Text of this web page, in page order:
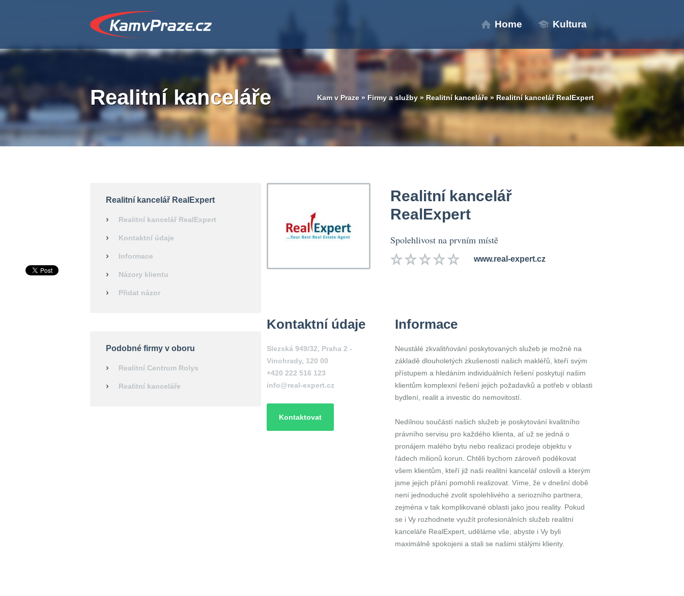
Home Kultura
Realitní kanceláře Kam v Praze » Firmy a služby » Realitní kanceláře » Realitní kancelář RealExpert
Realitní kancelář RealExpert
Realitní kancelář RealExpert
Kontaktní údaje
Informace
Názory klientu
Přidat názor
Podobné firmy v oboru
Realitní Centrum Rolys
Realitní kanceláře
Realitní kancelář
RealExpert
Spolehlivost na prvním místě
www.real-expert.cz
Kontaktní údaje
Slezská 949/32, Praha 2 -
Vinohrady, 120 00
+420 222 516 123
info@real-expert.cz
Kontaktovat
Informace
Neustálé zkvalitňování poskytovaných služeb je možné na
základě dlouholetých zkušeností našich makléřů, kteří svým
přístupem a hledáním individuálních řešení poskytují našim
klientům komplexní řešení jejich požadavků a potřeb v oblasti
bydlení, realit a investic do nemovitostí.
Nedílnou součástí našich služeb je poskytování kvalitního
právního servisu pro každého klienta, ať už se jedná o
pronájem malého bytu nebo realizaci prodeje objektu v
řádech milionů korun. Chtěli bychom zároveň poděkovat
všem klientům, kteří již naši realitní kancelář oslovili a kterým
jsme jejich přání pomohli realizovat. Víme, že v dnešní době
není jednoduché zvolit spolehlivého a seriozního partnera,
zejména v tak komplikované oblasti jako jsou reality. Pokud
se i Vy rozhodnete využít profesionálních služeb realitní
kanceláře RealExpert, uděláme vše, abyste i Vy byli
maximálně spokojeni a stali se našimi stálými klienty.